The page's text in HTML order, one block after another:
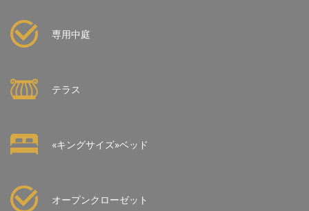
専用中庭
テラス
«キングサイズ»ベッド
オープンクローゼット